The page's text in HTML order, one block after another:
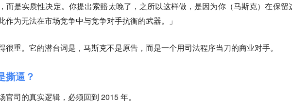
而是实质性决定。你提出索赔太晚了，之所以这样做， 是因为你（马斯克）在保留
作为无法在市场竞争中与竞争对手抗衡的武器。」
很重。它的潜台词是，马斯克不是原告，而是一个用司法程序当刀的商业对手。
撕逼？
官司的真实逻辑，必须回到 2015 年。